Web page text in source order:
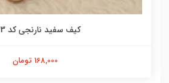
کیف سفید نارنجی کد 8113
168,000 تومان